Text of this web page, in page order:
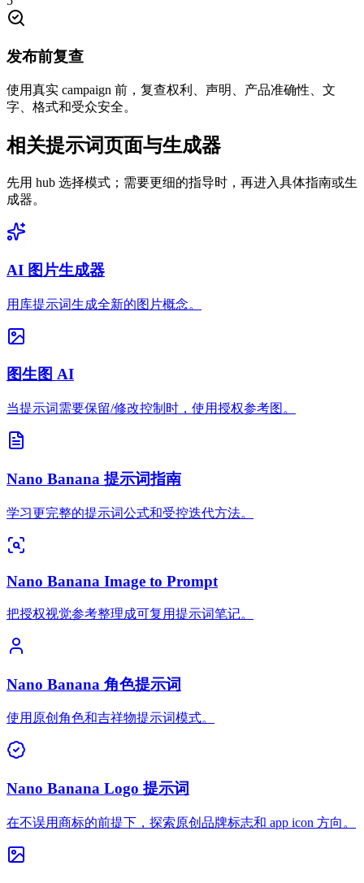
发布前复查
使用真实 campaign 前，复查权利、声明、产品准确性、文
字、格式和受众安全。
相关提示词页面与生成器
先用 hub 选择模式；需要更细的指导时，再进入具体指南或生
成器。
AI 图片生成器
用库提示词生成全新的图片概念。
图生图 AI
当提示词需要保留/修改控制时，使用授权参考图。
Nano Banana 提示词指南
学习更完整的提示词公式和受控迭代方法。
Nano Banana Image to Prompt
把授权视觉参考整理成可复用提示词笔记。
Nano Banana 角色提示词
使用原创角色和吉祥物提示词模式。
Nano Banana Logo 提示词
在不误用商标的前提下，探索原创品牌标志和 app icon 方向。